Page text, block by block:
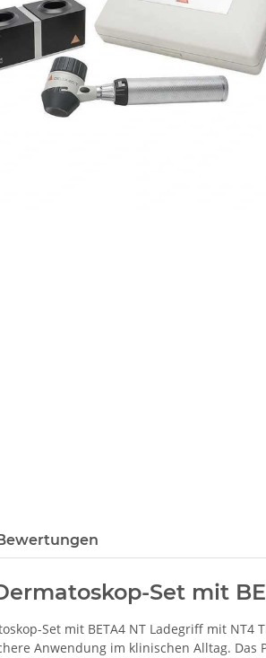
Set mit
Set mit BETA4 NT Ladegriff mit
Anwendung im klinischen Alltag.